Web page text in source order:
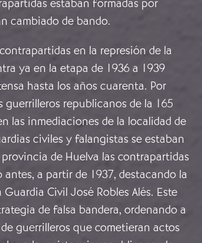
estaban formadas por
cambiado de bando.
en la represión de la
ya en la etapa de 1936 a 1939
hasta los años cuarenta. Por
republicanos de la 165
las inmediaciones de la localidad de
civiles y falangistas se estaban
de Huelva las contrapartidas
a partir de 1937, destacando la
Civil José Robles Alés. Este
de falsa bandera, ordenando a
guerrilleros que cometieran actos